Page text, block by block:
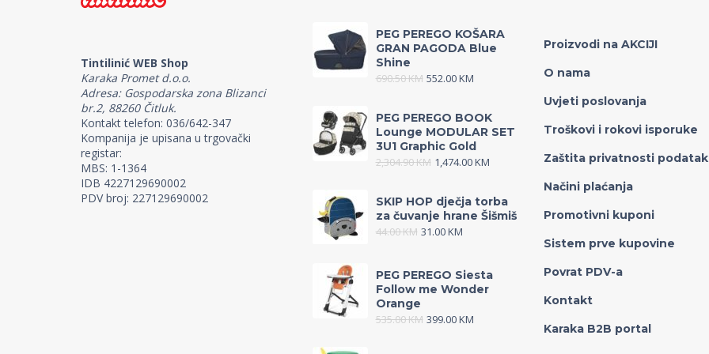
Tintilinić WEB Shop
Karaka Promet d.o.o.
Adresa: Gospodarska zona Blizanci
br.2, 88260 Čitluk.
Kontakt telefon: 036/642-347
Kompanija je upisana u trgovački
registar:
MBS: 1-1364
IDB 4227129690002
PDV broj: 227129690002
PEG PEREGO KOŠARA
GRAN PAGODA Blue
Shine
690.50KM 552.00KM
PEG PEREGO BOOK
Lounge MODULAR SET
3U1 Graphic Gold
2,304.90KM 1,474.00KM
SKIP HOP dječja torba
za čuvanje hrane Šišmiš
44.00KM 31.00KM
PEG PEREGO Siesta
Follow me Wonder
Orange
535.00KM 399.00KM
Proizvodi na AKCIJI
O nama
Uvjeti poslovanja
Troškovi i rokovi isporuke
Zaštita privatnosti
Načini plaćanja
Promotivni kuponi
Sistem prve kupovine
Povrat PDV-a
Kontakt
Karaka B2B portal